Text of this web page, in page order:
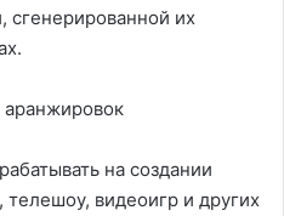
сгенерированной их
аранжировок
на создании
видеоигр и других